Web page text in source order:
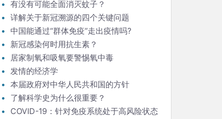
有没有可能全面消灭蚊子？
详解关于新冠溯源的四个关键问题
中国能通过“群体免疫”走出疫情吗?
新冠感染何时用抗生素？
居家制氧和吸氧要警惕氧中毒
发情的经济学
本届政府对中华人民共和国的方针
了解科学史为什么很重要？
COVID-19：针对免疫系统处于高风险状态